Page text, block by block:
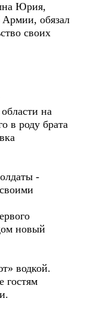
Юрия,
Армии, обязал
своих
на
в роду брата
-
новый
водкой.
гостям